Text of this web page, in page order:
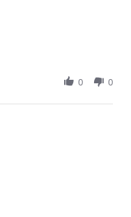
0 0